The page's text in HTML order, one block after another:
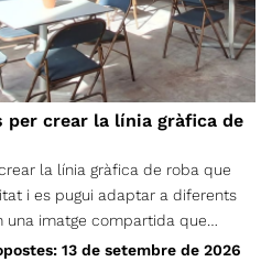
per crear la línia gràfica de
la línia gràfica de roba que
i es pugui adaptar a diferents
una imatge compartida que
les edats, seccions i vocalies;
13 de setembre de 2026